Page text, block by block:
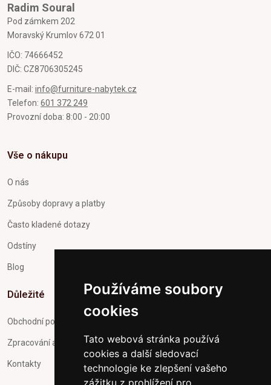
Používáme soubory
cookies
Tato webová stránka používá
cookies a další sledovací
technologie ke zlepšení vašeho
zážitku z prohlížení pro
Radim Soural
Pod zámkem 202
Moravský Krumlov 672 01
IČO: 74666452
DIČ: CZ8706305245
E-mail: info@furniture-nabytek.cz
Telefon: 601 372 249
Provozní doba: 8:00 - 20:00
Vše o nákupu
O nás
Způsoby dopravy a platby
Často kladené dotazy
Odstíny
Blog
Důležité
Obchodní podmínky
Zpracování a ochrana osobních údajů
Kontakty